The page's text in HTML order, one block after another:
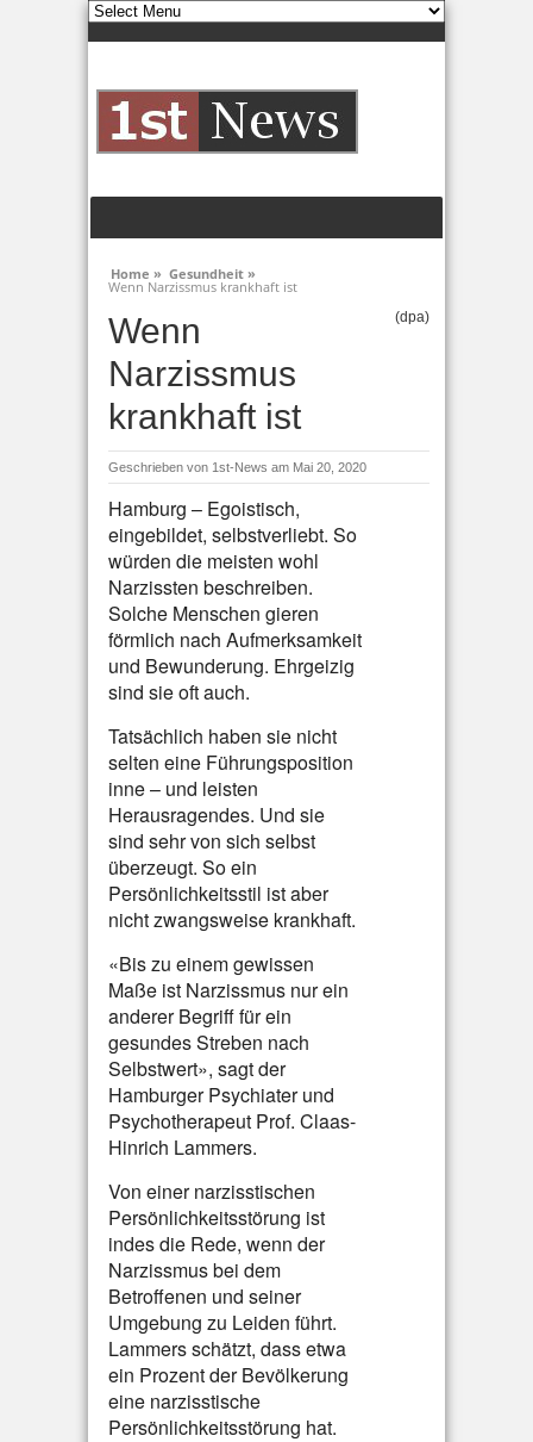
Home » Gesundheit »
Wenn Narzissmus krankhaft ist
Wenn
Narzissmus
krankhaft ist
(dpa)
Geschrieben von 1st-News am Mai 20, 2020
Hamburg – Egoistisch,
eingebildet, selbstverliebt. So
würden die meisten wohl
Narzissten beschreiben.
Solche Menschen gieren
förmlich nach Aufmerksamkeit
und Bewunderung. Ehrgeizig
sind sie oft auch.
Tatsächlich haben sie nicht
selten eine Führungsposition
inne – und leisten
Herausragendes. Und sie
sind sehr von sich selbst
überzeugt. So ein
Persönlichkeitsstil ist aber
nicht zwangsweise krankhaft.
«Bis zu einem gewissen
Maße ist Narzissmus nur ein
anderer Begriff für ein
gesundes Streben nach
Selbstwert», sagt der
Hamburger Psychiater und
Psychotherapeut Prof. Claas-
Hinrich Lammers.
Von einer narzisstischen
Persönlichkeitsstörung ist
indes die Rede, wenn der
Narzissmus bei dem
Betroffenen und seiner
Umgebung zu Leiden führt.
Lammers schätzt, dass etwa
ein Prozent der Bevölkerung
eine narzisstische
Persönlichkeitsstörung hat.